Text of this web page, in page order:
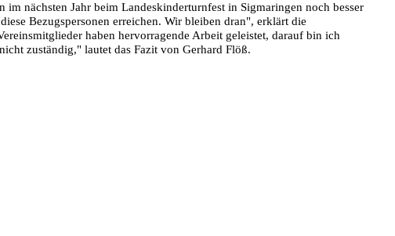
nächsten Jahr beim Landeskinderturnfest in Sigmaringen noch besser
Bezugspersonen erreichen. Wir bleiben dran", erklärt die
haben hervorragende Arbeit geleistet, darauf bin ich
zuständig," lautet das Fazit von Gerhard Flöß.